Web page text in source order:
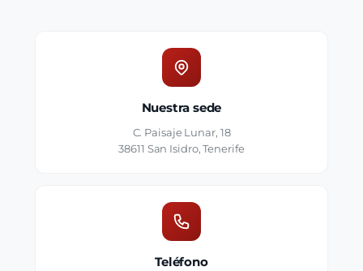
Nuestra sede
C. Paisaje Lunar, 18
38611 San Isidro, Tenerife
Teléfono